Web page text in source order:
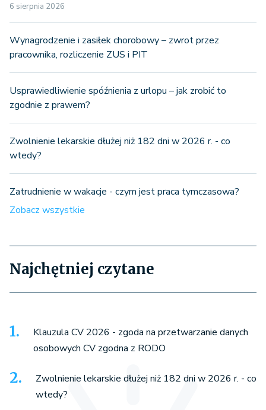
6 sierpnia 2026
Wynagrodzenie i zasiłek chorobowy – zwrot przez
pracownika, rozliczenie ZUS i PIT
Usprawiedliwienie spóźnienia z urlopu – jak zrobić to
zgodnie z prawem?
Zwolnienie lekarskie dłużej niż 182 dni w 2026 r. - co
wtedy?
Zatrudnienie w wakacje - czym jest praca tymczasowa?
Zobacz wszystkie
Najchętniej czytane
Klauzula CV 2026 - zgoda na przetwarzanie danych
osobowych CV zgodna z RODO
Zwolnienie lekarskie dłużej niż 182 dni w 2026 r. - co
wtedy?